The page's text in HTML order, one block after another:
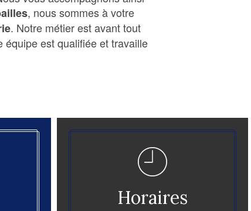
, nous sommes à votre
. Notre métier est avant tout
équipe est qualifiée et travaille
Horaires